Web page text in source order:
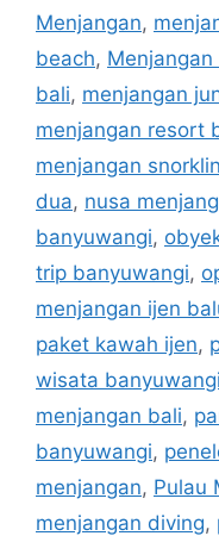
Menjangan,
beach, Menjangan
bali, menjangan
menjangan resort
menjangan
dua, nusa
banyuwangi,
trip banyuwangi,
menjangan ijen
paket kawah ijen,
wisata banyuwangi
menjangan bali,
banyuwangi,
menjangan, Pulau
menjangan diving,